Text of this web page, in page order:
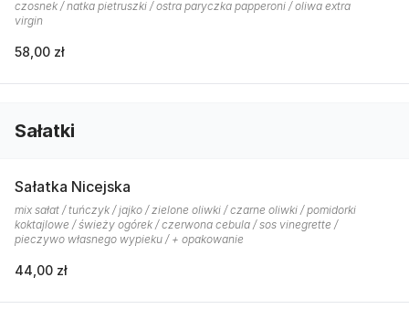
czosnek / natka pietruszki / ostra paryczka papperoni / oliwa extra
virgin
58,00 zł
Sałatki
Sałatka Nicejska
mix sałat / tuńczyk / jajko / zielone oliwki / czarne oliwki / pomidorki
koktajlowe / świeży ogórek / czerwona cebula / sos vinegrette /
pieczywo własnego wypieku / + opakowanie
44,00 zł